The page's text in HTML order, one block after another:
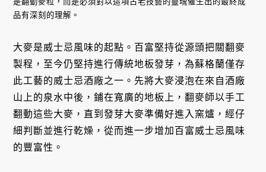
品有深刻的理解。
大麥是威士忌風味的起點。百富堅持從源頭把關翻麥
製程，至今仍堅持進行傳統地板發芽，為蘇格蘭僅存
此工藝的威士忌酒廠之一。先將大麥浸泡在來自酒廠
山上的泉水中後，鋪在寬廣的地板上，翻麥師以手工
翻動這些大麥，直到發芽大麥準備好進入窯爐，經仔
細判斷並進行乾燥，從而進一步增加百富威士忌風味
的豐富性。